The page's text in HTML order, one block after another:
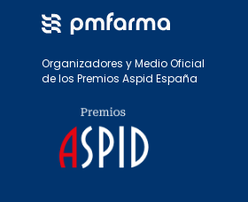
Organizadores y Medio Oficial
de los Premios Aspid España